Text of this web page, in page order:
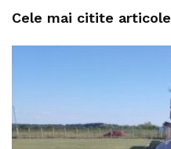
Cele mai citite articole